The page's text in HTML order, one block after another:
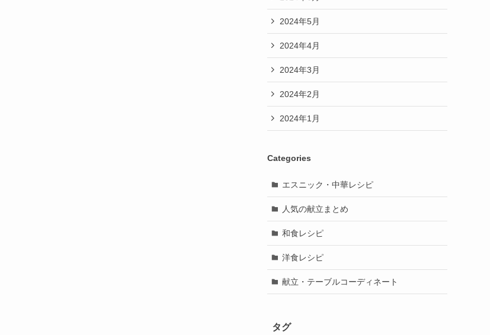
2024年5月
2024年4月
2024年3月
2024年2月
2024年1月
Categories
エスニック・中華レシピ
人気の献立まとめ
和食レシピ
洋食レシピ
献立・テーブルコーディネート
タグ